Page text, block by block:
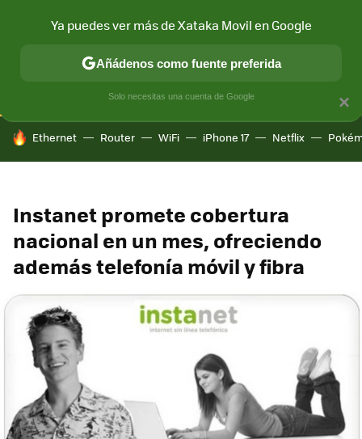
CONECTIVIDAD MÓVIL Y SOCIEDAD APLICACIONES
HOY SE HABLA DE
Ethernet Router WiFi iPhone 17 Netflix
Instanet promete cobertura
nacional en un mes, ofreciendo
además telefonía móvil y fibra
×
Ya puedes ver más de Xataka Movil en Google
Añádenos como fuente preferida
Solo necesitas una cuenta de Google